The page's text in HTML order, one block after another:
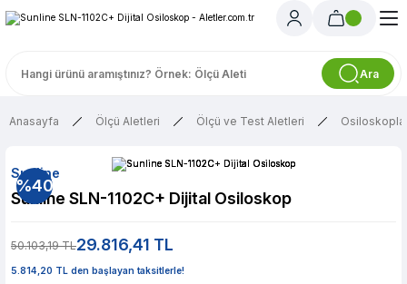
Ara
Anasayfa Ölçü Aletleri Ölçü ve Test Aletleri
%40
Sunline
Sunline SLN-1102C+ Dijital Osiloskop
50.103,19 TL29.816,41 TL
5.814,20 TL den başlayan taksitlerle!